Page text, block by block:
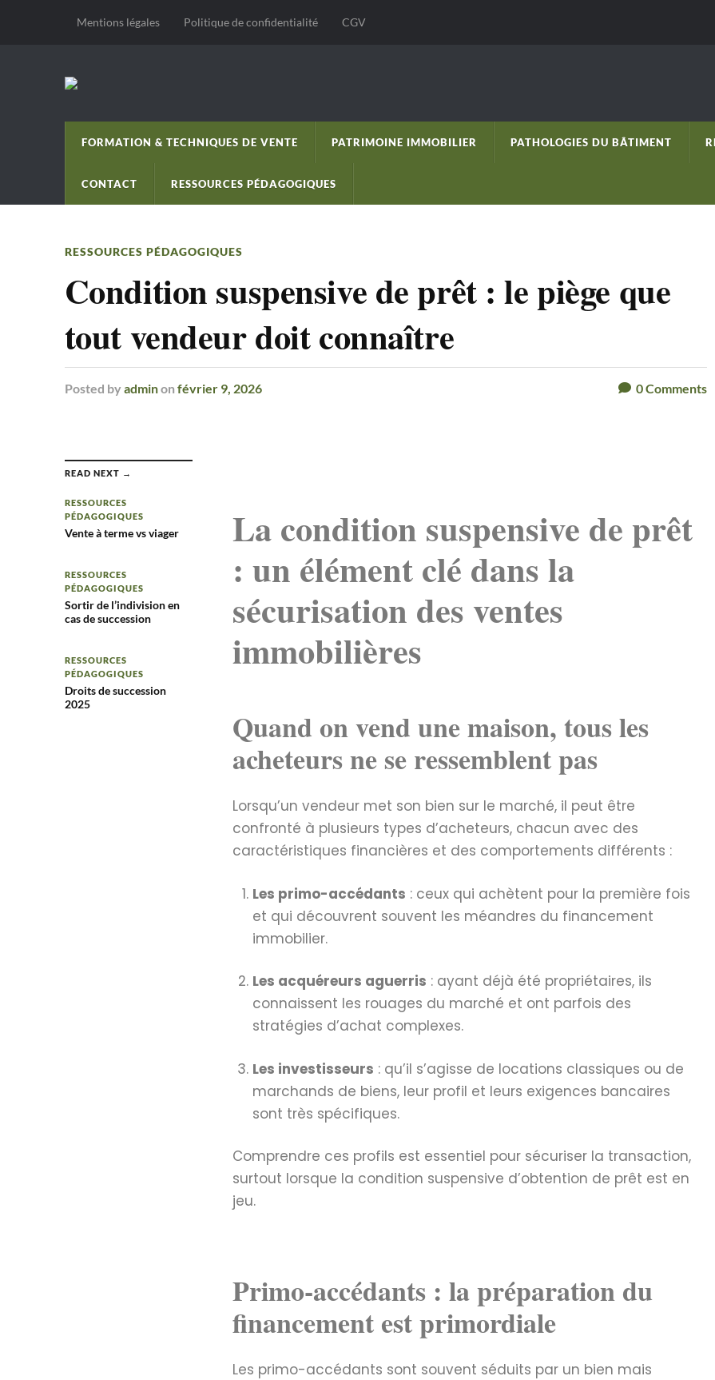
Mentions légales Politique de confidentialité CGV
FORMATION & TECHNIQUES DE VENTE PATRIMOINE IMMOBILIER PATHOLOGIES DU BÂTIMENT
CONTACT RESSOURCES PÉDAGOGIQUES
RESSOURCES PÉDAGOGIQUES
Condition suspensive de prêt : le piège que
tout vendeur doit connaître
Posted by adminon février 9, 2026 0Comments
READ NEXT →
RESSOURCES
PÉDAGOGIQUES
Vente à terme vs viager
RESSOURCES
PÉDAGOGIQUES
Sortir de l’indivision en
cas de succession
RESSOURCES
PÉDAGOGIQUES
Droits de succession
2025
La condition suspensive de prêt
: un élément clé dans la
sécurisation des ventes
immobilières
Quand on vend une maison, tous les
acheteurs ne se ressemblent pas
Lorsqu’un vendeur met son bien sur le marché, il peut être
confronté à plusieurs types d’acheteurs, chacun avec des
caractéristiques financières et des comportements différents :
Les primo-accédants : ceux qui achètent pour la première fois
et qui découvrent souvent les méandres du financement
immobilier.
Les acquéreurs aguerris : ayant déjà été propriétaires, ils
connaissent les rouages du marché et ont parfois des
stratégies d’achat complexes.
Les investisseurs : qu’il s’agisse de locations classiques ou de
marchands de biens, leur profil et leurs exigences bancaires
sont très spécifiques.
Comprendre ces profils est essentiel pour sécuriser la transaction,
surtout lorsque la condition suspensive d’obtention de prêt est en
jeu.
Primo-accédants : la préparation du
financement est primordiale
Les primo-accédants sont souvent séduits par un bien mais